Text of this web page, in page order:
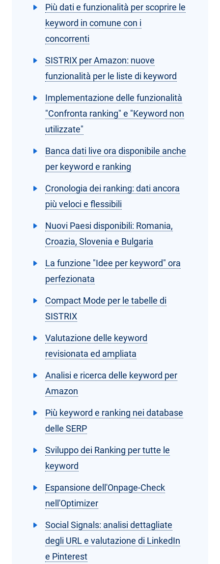
Più dati e funzionalità per scoprire le
keyword in comune con i
concorrenti
SISTRIX per Amazon: nuove
funzionalità per le liste di keyword
Implementazione delle funzionalità
"Confronta ranking" e "Keyword non
utilizzate"
Banca dati live ora disponibile anche
per keyword e ranking
Cronologia dei ranking: dati ancora
più veloci e flessibili
Nuovi Paesi disponibili: Romania,
Croazia, Slovenia e Bulgaria
La funzione "Idee per keyword" ora
perfezionata
Compact Mode per le tabelle di
SISTRIX
Valutazione delle keyword
revisionata ed ampliata
Analisi e ricerca delle keyword per
Amazon
Più keyword e ranking nei database
delle SERP
Sviluppo dei Ranking per tutte le
keyword
Espansione dell'Onpage-Check
nell'Optimizer
Social Signals: analisi dettagliate
degli URL e valutazione di LinkedIn
e Pinterest